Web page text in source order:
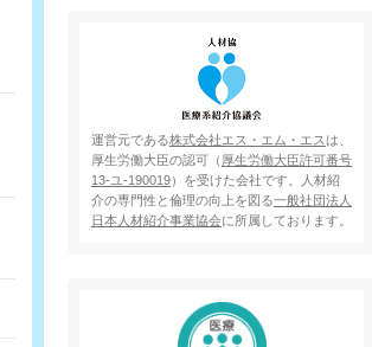
運営元である株式会社エス・エム・エスは、
厚生労働大臣の認可（ 厚生労働大臣許可番号
13-ユ-190019）を受けた会社です。人材紹
介の専門性と倫理の向上を図る一般社団法人
日本人材紹介事業協会に所属しております。